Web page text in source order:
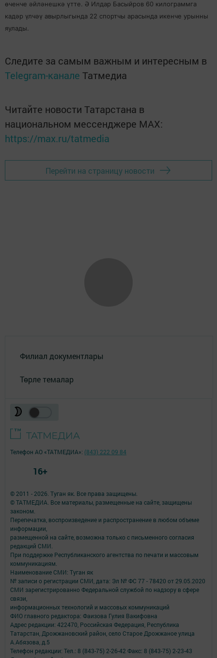
өченче әйләнешкә үтте. Ә Илдар Басыйров 60 килограммга
кадәр үлчәү авырлыгында 22 спортчы арасында икенче урынны
яулады.
Следите за самым важным и интересным в
Telegram-канале Татмедиа
Читайте новости Татарстана в
национальном мессенджере MАХ:
https://max.ru/tatmedia
Перейти на страницу новости
Филиал документлары
Төрле темалар
© 2011 - 2026. Туган як. Все права защищены.
© ТАТМЕДИА. Все материалы, размещенные на сайте, защищены
законом.
Перепечатка, воспроизведение и распространение в любом объеме
информации,
размещенной на сайте, возможна только с письменного согласия
редакций СМИ.
При поддержке Республиканского агентства по печати и массовым
коммуникациям.
Наименование СМИ: Туган як
№ записи о регистрации СМИ, дата: Эл № ФС 77 - 78420 от 29.05.2020
СМИ зарегистрированно Федеральной службой по надзору в сфере
связи,
информационных технологий и массовых коммуникаций
ФИО главного редактора: Фаизова Гулия Вакифовна
Адрес редакции: 422470, Российская Федерация, Республика
Татарстан, Дрожжановский район, село Старое Дрожжаное улица
А.Абязова, д.5
Телефон редакции: Тел.: 8 (843-75) 2-26-42 Факс: 8 (843-75) 2-23-43
Телефон АО «ТАТМЕДИА»: (843) 222 09 84
16+